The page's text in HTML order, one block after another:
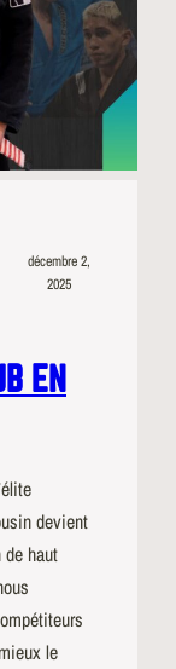
décembre 2,
2025
EN
devient
haut
le